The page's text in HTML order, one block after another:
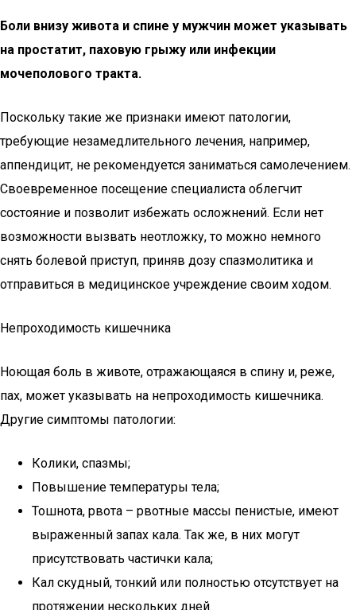
Боли внизу живота и спине у мужчин может указывать
на простатит, паховую грыжу или инфекции
мочеполового тракта.
Поскольку такие же признаки имеют патологии,
требующие незамедлительного лечения, например,
аппендицит, не рекомендуется заниматься самолечением.
Своевременное посещение специалиста облегчит
состояние и позволит избежать осложнений. Если нет
возможности вызвать неотложку, то можно немного
снять болевой приступ, приняв дозу спазмолитика и
отправиться в медицинское учреждение своим ходом.
Непроходимость кишечника
Ноющая боль в животе, отражающаяся в спину и, реже,
пах, может указывать на непроходимость кишечника.
Другие симптомы патологии:
Колики, спазмы;
Повышение температуры тела;
Тошнота, рвота – рвотные массы пенистые, имеют
выраженный запах кала. Так же, в них могут
присутствовать частички кала;
Кал скудный, тонкий или полностью отсутствует на
протяжении нескольких дней.